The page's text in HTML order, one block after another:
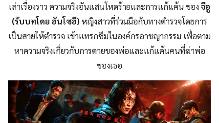
เล่าเรื่องราว ความจริงอันแสนโหดร้ายและการแก้แค้น ของจีอู
(รับบทโดย ฮันโซฮี)หญิงสาวที่ร่วมมือกับทางตำรวจโดยการ
เป็นสายให้ตำรวจ เข้าแทรกซึมในองค์กรอาชญากรรม เพื่อตาม
หาความจริงเกี่ยวกับการตายของพ่อและแก้แค้นคนที่ฆ่าพ่อ
ของเธอ